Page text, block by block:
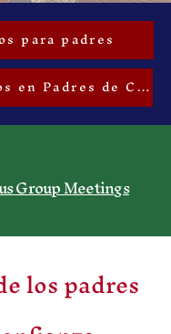
para padres
Campamentos en Padres de Confianza
Group Meetings
los padres